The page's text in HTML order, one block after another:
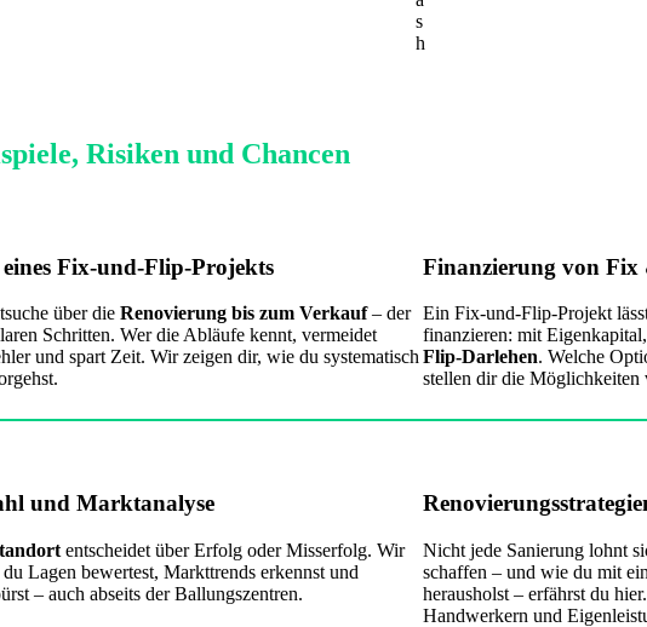
s
h
Risiken und Chancen
Fix-und-Flip-Projekts
über die Renovierung bis zum Verkauf– der
Schritten. Wer die Abläufe kennt, vermeidet
und spart Zeit. Wir zeigen dir, wie du systematisch
Finanzierung von
Ein Fix-und-Flip-Projekt
finanzieren: mit
Flip-Darlehen. Welche
stellen dir die Möglichkeiten
und Marktanalyse
entscheidet über Erfolg oder Misserfolg. Wir
Lagen bewertest, Markttrends erkennst und
– auch abseits der Ballungszentren.
Nicht jede Sanierung lohnt
schaffen – und wie du mit
herausholst – erfährst du
Handwerkern und